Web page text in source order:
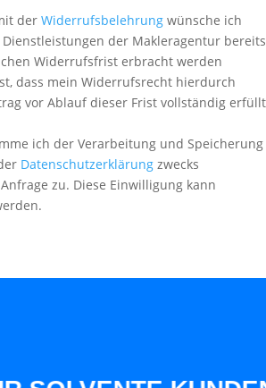
der Widerrufsbelehrung wünsche ich
der Makleragentur bereits
Widerrufsfrist erbracht werden
dass mein Widerrufsrecht hierdurch
vor Ablauf dieser Frist vollständig erfüllt
ich der Verarbeitung und Speicherung
Datenschutzerklärung zwecks
zu. Diese Einwilligung kann